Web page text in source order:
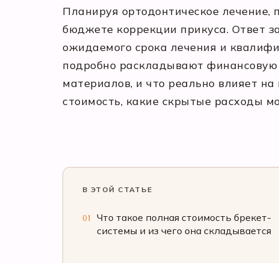
Планируя ортодонтическое
бюджете коррекции прикуса. Ответ
ожидаемого срока лечения и
подробно раскладывают
материалов, и что реально влияет
стоимость, какие скрытые расходы
В ЭТОЙ СТАТЬЕ
01
Что такое полная стоимость брекет-
системы и из чего она складывается